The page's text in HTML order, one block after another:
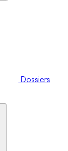
Dossiers